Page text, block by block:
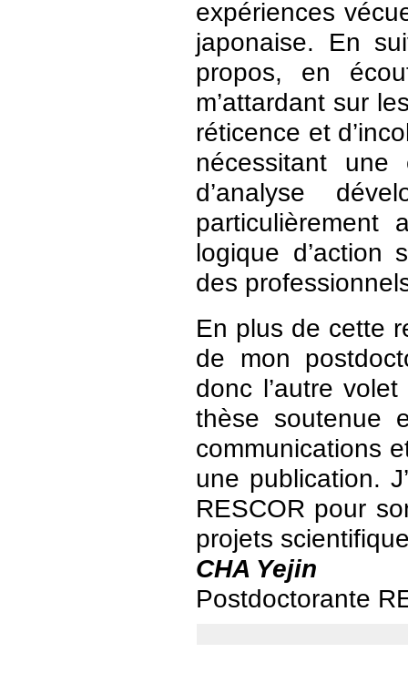
expériences
japonaise. En
propos, en
m’attardant sur
réticence et
nécessitant
d’analyse
particulièrement
logique d’action
des
En plus de cette
de mon
donc l’autre
thèse soutenue
communications
une publication.
RESCOR pour
projets
CHA Yejin
Postdoctorante